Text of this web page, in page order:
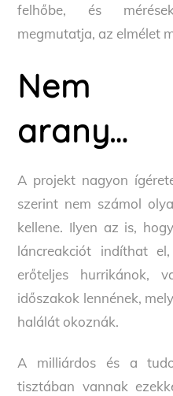
felhőbe, és
megmutatja, az elmélet
Nem
arany…
A projekt nagyon
szerint nem számol
kellene. Ilyen az is,
láncreakciót indíthat
erőteljes hurrikánok,
időszakok lennének,
halálát okoznák.
A milliárdos és a
tisztában vannak